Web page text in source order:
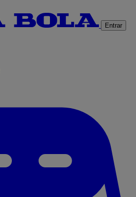
Entrar